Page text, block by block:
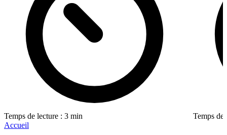
Temps de lecture : 3 min
Temps de
Accueil